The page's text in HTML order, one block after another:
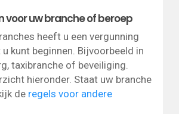
voor uw branche of beroep
heeft u een vergunning
kunt beginnen. Bijvoorbeeld in
taxibranche of beveiliging.
hieronder. Staat uw branche
de regels voor andere